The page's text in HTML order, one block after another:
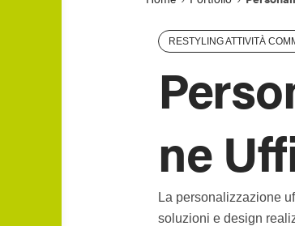
RESTYLING ATTIVITÀ
ne
La personalizzazione
soluzioni e design